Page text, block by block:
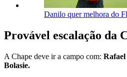
Danilo quer melhora do
Provável escalação da
A Chape deve ir a campo com:
Bolasie.